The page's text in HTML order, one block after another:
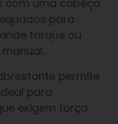
com uma cabeça
para
torque ou
permite
para
exigem força